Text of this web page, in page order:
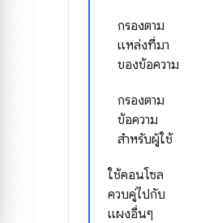
กรองตาม
แหล่งที่มา
ของข้อความ
กรองตาม
ข้อความ
สำหรับผู้ใช้
ใช้คอนโซล
ควบคู่ไปกับ
แผงอื่นๆ